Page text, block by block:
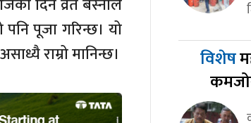
दिन व्रत बस्नाले
पनि पूजा गरिन्छ। यो
राम्रो मानिन्छ।
विशेष